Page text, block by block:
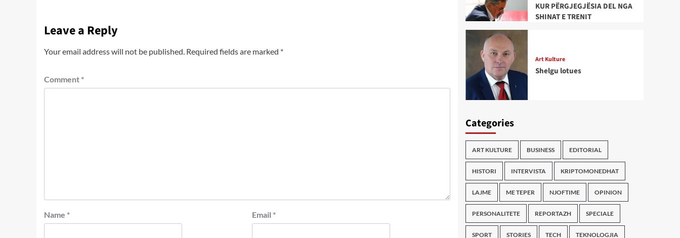
Leave a Reply
Your email address will not be published. Required fields are marked *
Comment *
Name * Email *
KUR PËRGJEGJËSIA DEL NGA
SHINAT E TRENIT
Art Kulture
Shelgu lotues
Categories
ART KULTURE BUSINESS EDITORIAL
HISTORI INTERVISTA KRIPTOMONEDHAT
LAJME ME TEPER NJOFTIME OPINION
PERSONALITETE REPORTAZH SPECIALE
SPORT STORIES TECH TEKNOLOGJIA